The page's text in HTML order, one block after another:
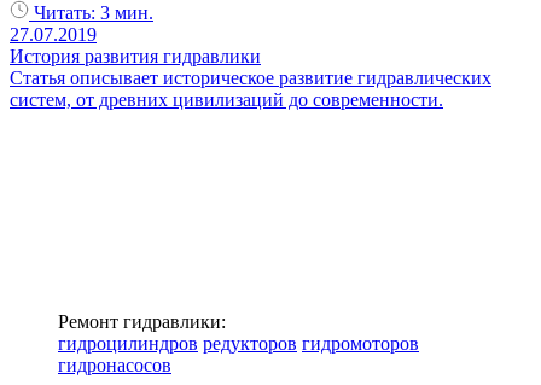
Читать: 3 мин.
27.07.2019
История развития гидравлики
Статья описывает историческое развитие гидравлических
систем, от древних цивилизаций до современности.
Ремонт гидравлики:
гидроцилиндров редукторов гидромоторов
гидронасосов